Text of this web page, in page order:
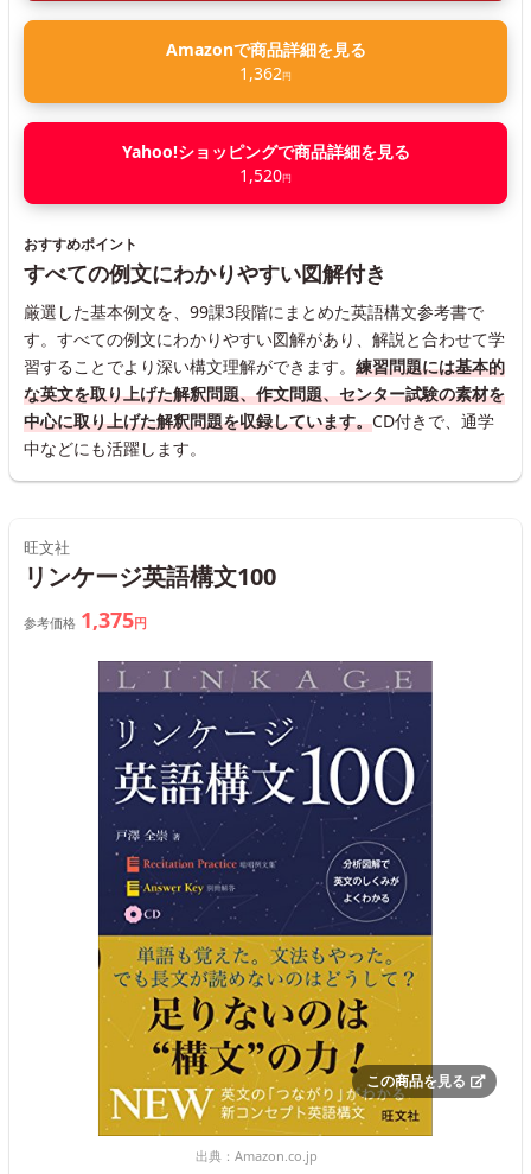
Amazonで商品詳細を見る
1,362円
Yahoo!ショッピングで商品詳細を見る
1,520円
おすすめポイント
すべての例文にわかりやすい図解付き
厳選した基本例文を、99課3段階にまとめた英語構文参考書で
す。すべての例文にわかりやすい図解があり、解説と合わせて学
習することでより深い構文理解ができます。 練習問題には基本的
な英文を取り上げた解釈問題、作文問題、センター試験の素材を
中心に取り上げた解釈問題を収録しています。CD付きで、通学
中などにも活躍します。
旺文社
リンケージ英語構文100
参考価格 1,375円
この商品を見る
出典： Amazon.co.jp